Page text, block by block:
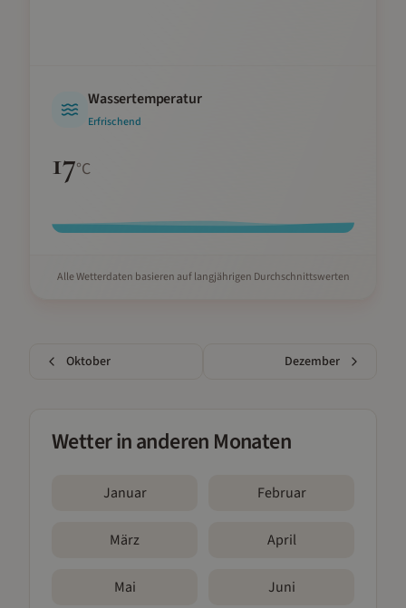
Wassertemperatur
Erfrischend
17°C
Alle Wetterdaten basieren auf langjährigen Durchschnittswerten
Oktober Dezember
Wetter in anderen Monaten
Januar Februar
März April
Mai Juni